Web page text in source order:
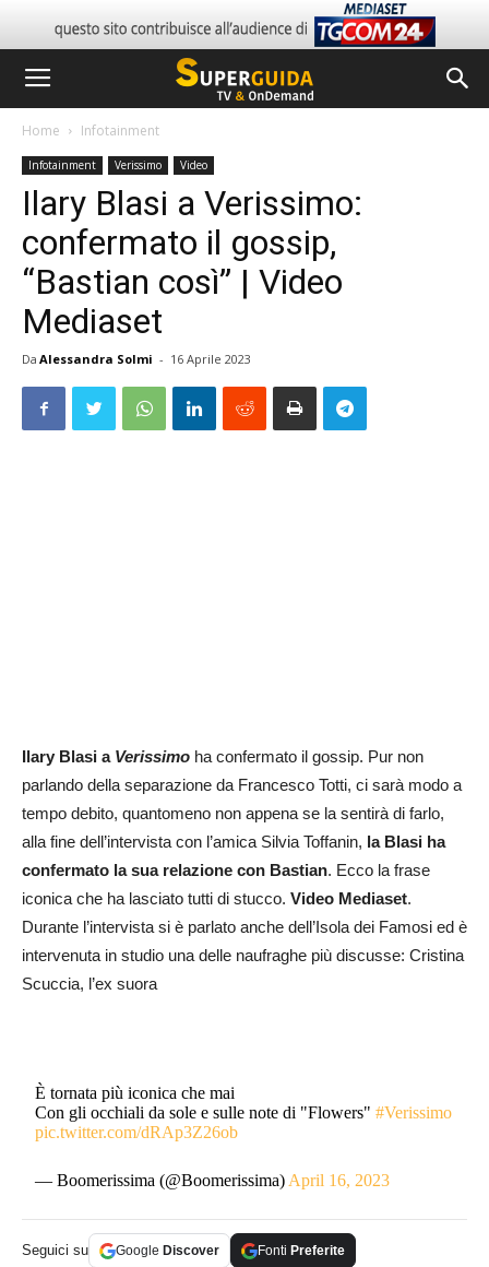
Home Infotainment
Infotainment Verissimo Video
Ilary Blasi a Verissimo:
confermato il gossip,
“Bastian così” | Video
Mediaset
Da Alessandra Solmi - 16 Aprile 2023
Ilary Blasi a Verissimo ha confermato il gossip. Pur non
parlando della separazione da Francesco Totti, ci sarà modo a
tempo debito, quantomeno non appena se la sentirà di farlo,
alla fine dell’intervista con l’amica Silvia Toffanin, la Blasi ha
confermato la sua relazione con Bastian. Ecco la frase
iconica che ha lasciato tutti di stucco. Video Mediaset.
Durante l’intervista si è parlato anche dell’Isola dei Famosi ed è
intervenuta in studio una delle naufraghe più discusse: Cristina
Scuccia, l’ex suora
È tornata più iconica che mai
Con gli occhiali da sole e sulle note di "Flowers"#Verissimo
pic.twitter.com/dRAp3Z26ob
— Boomerissima (@Boomerissima)April 16, 2023
Seguici su Google Discover Fonti Preferite